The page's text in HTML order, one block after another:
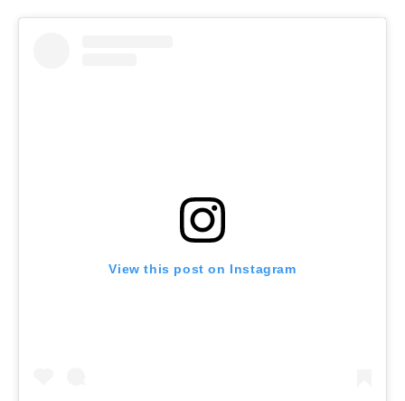
View this post on Instagram